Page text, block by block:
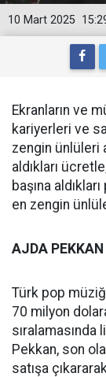
10 Mart 2025
Ekranların ve
kariyerleri ve
zengin ünlüleri
aldıkları
başına
en zengin
AJDA PEKKAN
Türk pop
70 milyon
sıralamasında
Pekkan, son
satışa